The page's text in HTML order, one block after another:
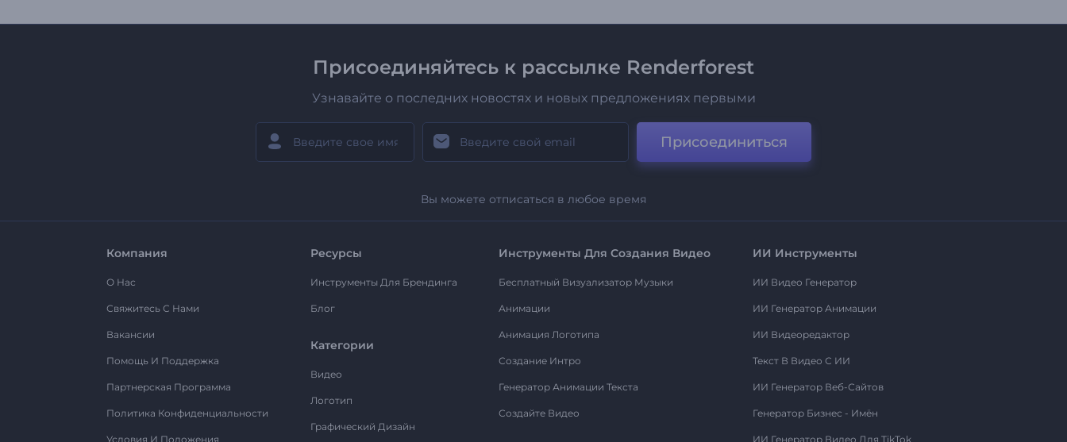
Присоединяйтесь к рассылке Renderforest
Узнавайте о последних новостях и новых предложениях первыми
Присоединиться
Вы можете отписаться в любое время
Компания
О Нас
Свяжитесь С Нами
Вакансии
Помощь И Поддержка
Партнерская Программа
Политика Конфиденциальности
Условия И Положения
Ресурсы
Инструменты Для Брендинга
Блог
Категории
Видео
Логотип
Графический Дизайн
Инструменты Для Создания Видео
Бесплатный Визуализатор Музыки
Анимации
Анимация Логотипа
Создание Интро
Генератор Анимации Текста
Создайте Видео
ИИ Инструменты
ИИ Видео Генератор
ИИ Генератор Анимации
ИИ Видеоредактор
Текст В Видео С ИИ
ИИ Генератор Веб-Сайтов
Генератор Бизнес - Имён
ИИ Генератор Видео Для TikTok